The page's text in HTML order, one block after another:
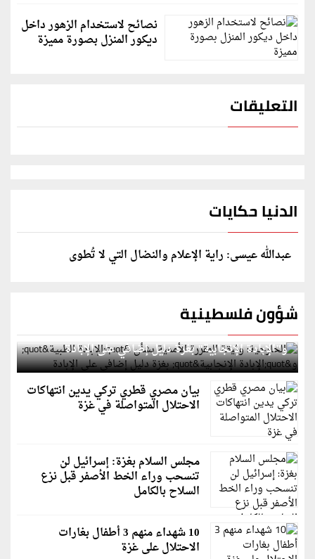
نصائح لاستخدام الزهور داخل
ديكور المنزل بصورة مميزة
التعليقات
الدنيا حكايات
عبدالله عيسى: راية الإعلام والنضال التي لا تُطوى
شؤون فلسطينية
الخارجية: وثيقة المقررة الأممية بشأن "الإبادة الطبية"
و"الإبادة الإنجابية" بغزة دليل إضافي على الإبادة
بيان مصري قطري تركي يدين انتهاكات
الاحتلال المتواصلة في غزة
مجلس السلام بغزة: إسرائيل لن
تنسحب وراء الخط الأصفر قبل نزع
السلاح بالكامل
10 شهداء منهم 3 أطفال بغارات
الاحتلال على غزة